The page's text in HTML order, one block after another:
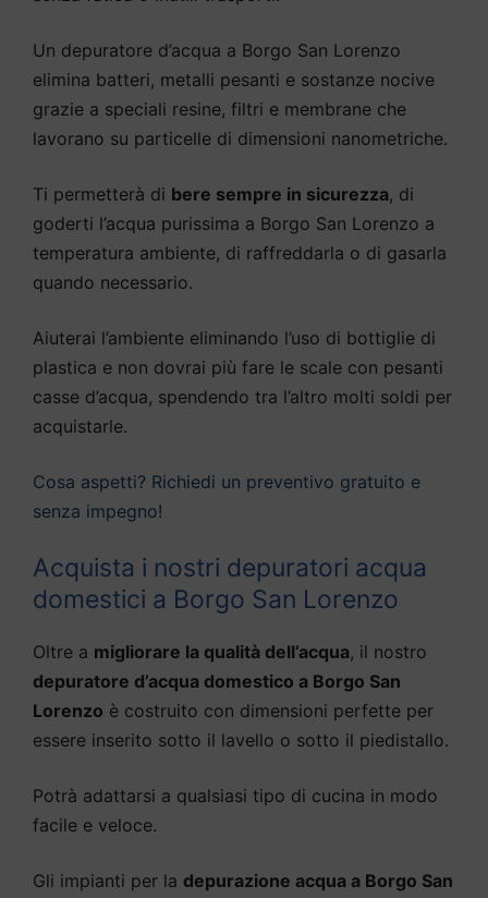
Un depuratore d’acqua a Borgo San Lorenzo
elimina batteri, metalli pesanti e sostanze nocive
grazie a speciali resine, filtri e membrane che
lavorano su particelle di dimensioni nanometriche.
Ti permetterà di bere sempre in sicurezza, di
goderti l’acqua purissima a Borgo San Lorenzo a
temperatura ambiente, di raffreddarla o di gasarla
quando necessario.
Aiuterai l’ambiente eliminando l’uso di bottiglie di
plastica e non dovrai più fare le scale con pesanti
casse d’acqua, spendendo tra l’altro molti soldi per
acquistarle.
Cosa aspetti? Richiedi un preventivo gratuito e
senza impegno!
Acquista i nostri depuratori acqua
domestici a Borgo San Lorenzo
Oltre a migliorare la qualità dell’acqua, il nostro
depuratore d’acqua domestico a Borgo San
Lorenzo è costruito con dimensioni perfette per
essere inserito sotto il lavello o sotto il piedistallo.
Potrà adattarsi a qualsiasi tipo di cucina in modo
facile e veloce.
Gli impianti per la depurazione acqua a Borgo San